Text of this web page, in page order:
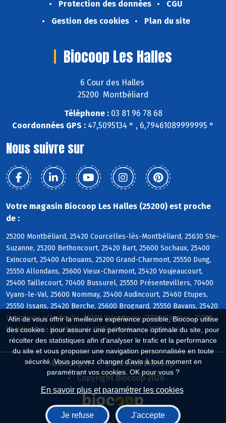
Afin de vous offrir la meilleure expérience possible, Biocoop utilise
des cookies : pour assurer une performance optimale du site, pour
récolter des statistiques afin d'analyser le trafic et la performance
du site et vous proposer une navigation personnalisée en toute
sécurité. Vous pouvez changer d'avis à tout moment en
paramétrant vos cookies. OK pour vous ?
En savoir plus et paramétrer les cookies
Je refuse J'accepte
Protection des données
CGU
Gestion des cookies
Plan du site
Biocoop Les Halles
6 Cour des Halles
25200 Montbéliard
Téléphone :03 81 96 78 68
Coordonnées GPS : 47,5095134 ° , 6,79461089999995 °
Nous suivre sur
Votre magasin Biocoop Les Halles (25200) est proche
de :
25200 Montbéliard, 25420 Courcelles-lès-Montbéliard, 25630 Ste-
Suzanne, 25200 Bethoncourt, 25420 Bart, 25600 Sochaux, 25400
Exincourt, 25400 Arbouans, 25200 Grand-Charmont, 25550 Dung,
25550 Allondans, 25600 Vieux-Charmont, 25420 Voujeaucourt,
25400 Taillecourt, 70400 Bussurel, 25550 Présentevillers, 70400
Vyans-le-Val, 25600 Nommay, 25400 Audincourt, 25460 Etupes,
25550 Issans, 25420 Berche, 25600 Brognard, 25550 Bavans, 25420
Dampierre s/le-Doubs, 25700 Valentigney, 25550 Raynans, 25550
St-Julien-lès-Montbéliard, 25350 Mandeure, 25550 Laire
Biocoop.fr
Le réseau Biocoop
Copyright Biocoop 2026